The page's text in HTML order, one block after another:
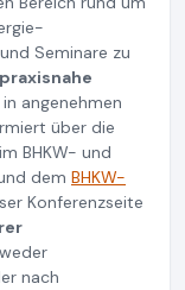
Seminare zu
praxisnahe
in angenehmen
über die
BHKW- und
dem BHKW-
Konferenzseite
nach